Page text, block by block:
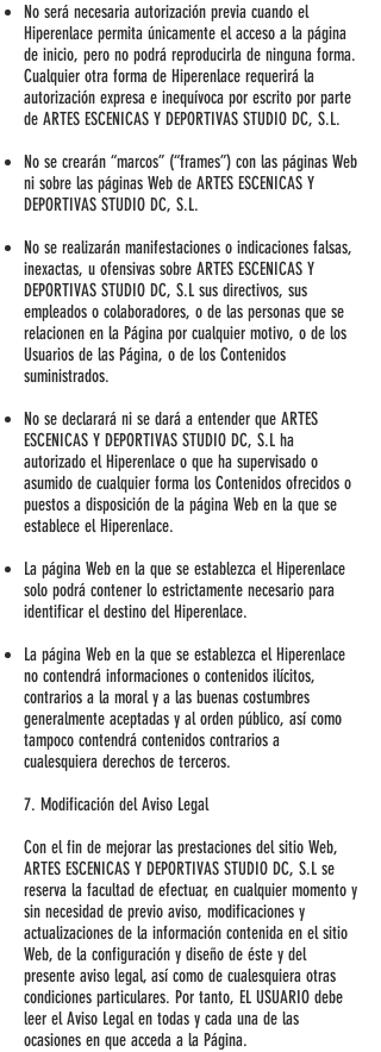
No será necesaria autorización previa cuando el
Hiperenlace permita únicamente el acceso a la página
de inicio, pero no podrá reproducirla de ninguna forma.
Cualquier otra forma de Hiperenlace requerirá la
autorización expresa e inequívoca por escrito por parte
de ARTES ESCENICAS Y DEPORTIVAS STUDIO DC, S.L.
No se crearán “marcos” (“frames”) con las páginas Web
ni sobre las páginas Web de ARTES ESCENICAS Y
DEPORTIVAS STUDIO DC, S.L.
No se realizarán manifestaciones o indicaciones falsas,
inexactas, u ofensivas sobre ARTES ESCENICAS Y
DEPORTIVAS STUDIO DC, S.L sus directivos, sus
empleados o colaboradores, o de las personas que se
relacionen en la Página por cualquier motivo, o de los
Usuarios de las Página, o de los Contenidos
suministrados.
No se declarará ni se dará a entender que ARTES
ESCENICAS Y DEPORTIVAS STUDIO DC, S.L ha
autorizado el Hiperenlace o que ha supervisado o
asumido de cualquier forma los Contenidos ofrecidos o
puestos a disposición de la página Web en la que se
establece el Hiperenlace.
La página Web en la que se establezca el Hiperenlace
solo podrá contener lo estrictamente necesario para
identificar el destino del Hiperenlace.
La página Web en la que se establezca el Hiperenlace
no contendrá informaciones o contenidos ilícitos,
contrarios a la moral y a las buenas costumbres
generalmente aceptadas y al orden público, así como
tampoco contendrá contenidos contrarios a
cualesquiera derechos de terceros.
7. Modificación del Aviso Legal
Con el fin de mejorar las prestaciones del sitio Web,
ARTES ESCENICAS Y DEPORTIVAS STUDIO DC, S.L se
reserva la facultad de efectuar, en cualquier momento y
sin necesidad de previo aviso, modificaciones y
actualizaciones de la información contenida en el sitio
Web, de la configuración y diseño de éste y del
presente aviso legal, así como de cualesquiera otras
condiciones particulares. Por tanto, EL USUARIO debe
leer el Aviso Legal en todas y cada una de las
ocasiones en que acceda a la Página.